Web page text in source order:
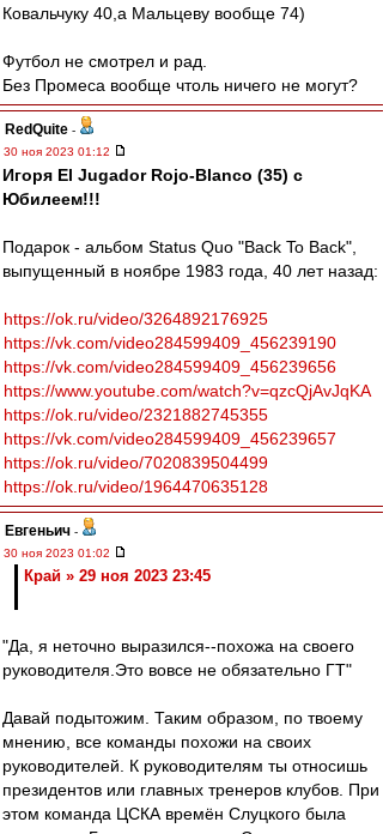
Ковальчуку 40,а Мальцеву вообще 74)
Футбол не смотрел и рад.
Без Промеса вообще чтоль ничего не могут?
RedQuite -
30 ноя 2023 01:12
Игоря El Jugador Rojo-Blanco (35) с
Юбилеем!!!
Подарок - альбом Status Quo "Back To Back",
выпущенный в ноябре 1983 года, 40 лет назад:
https://ok.ru/video/3264892176925
https://vk.com/video284599409_456239190
https://vk.com/video284599409_456239656
https://www.youtube.com/watch?v=qzcQjAvJqKA
https://ok.ru/video/2321882745355
https://vk.com/video284599409_456239657
https://ok.ru/video/7020839504499
https://ok.ru/video/1964470635128
Евгеньич -
30 ноя 2023 01:02
Край » 29 ноя 2023 23:45
"Да, я неточно выразился--похожа на своего
руководителя.Это вовсе не обязательно ГТ"
Давай подытожим. Таким образом, по твоему
мнению, все команды похожи на своих
руководителей. К руководителям ты относишь
президентов или главных тренеров клубов. При
этом команда ЦСКА времён Слуцкого была